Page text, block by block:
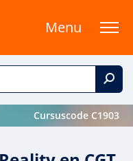
Menu
Cursuscode C1903